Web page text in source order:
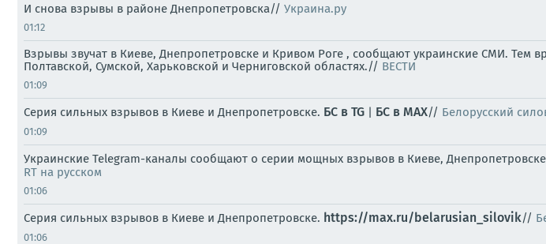
И снова взрывы в районе Днепропетровска// Украина.ру
01:12
Взрывы звучат в Киеве, Днепропетровске и Кривом Роге , сообщают украинские СМИ. Тем
Полтавской, Сумской, Харьковской и Черниговской областях.// ВЕСТИ
01:09
Серия сильных взрывов в Киеве и Днепропетровске. БС в TG | БС в МАХ// Белорусский
01:09
Украинские Telegram-каналы сообщают о серии мощных взрывов в Киеве,
RT на русском
01:06
Серия сильных взрывов в Киеве и Днепропетровске. https://max.ru/belarusian_silovik//
01:06